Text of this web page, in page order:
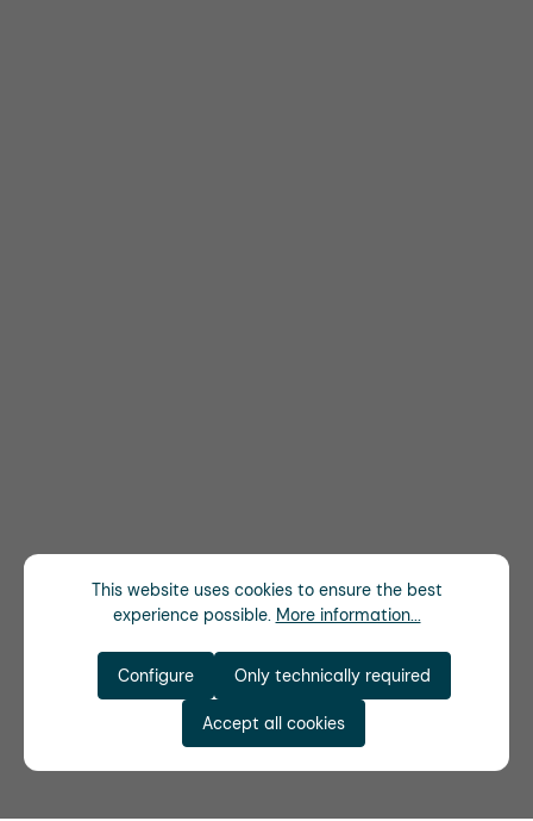
This website uses cookies to ensure the best
experience possible. More information...
Only technically required
Configure
Accept all cookies